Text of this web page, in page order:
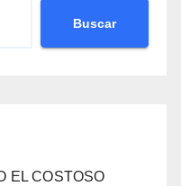
Buscar
EL COSTOSO